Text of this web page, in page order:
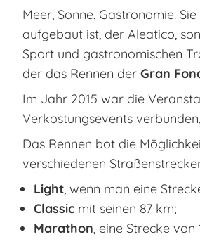
Meer, Sonne, Gastronomie.
aufgebaut ist, der Aleatico,
Sport und gastronomischen
der das Rennen der Gran
Im Jahr 2015 war die
Verkostungsevents
Das Rennen bot die
verschiedenen
Light, wenn man eine
Classic mit seinen 87 km;
Marathon, eine Strecke